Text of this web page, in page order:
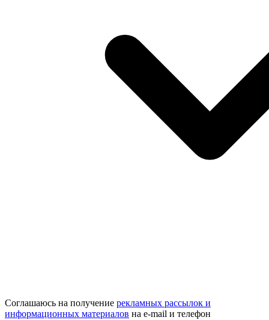
Соглашаюсь на получение рекламных рассылок и
информационных материалов на e‑mail и телефон